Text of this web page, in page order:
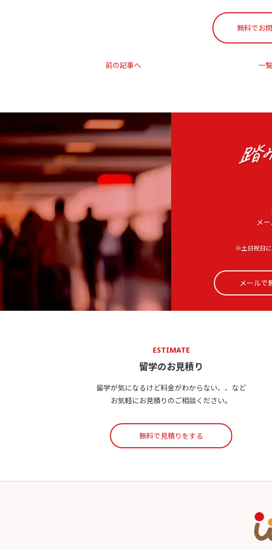
無料でお
前の記事へ 一
メ
※土日祝日
メールで
ESTIMATE
留学のお見積り
留学が気になるけど料金がわからない、、など
お気軽にお見積りのご相談ください。
無料で見積りをする